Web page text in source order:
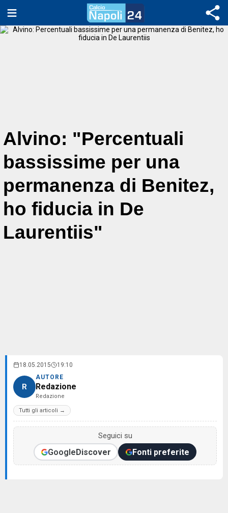
Alvino: "Percentuali
bassissime per una
permanenza di Benitez,
ho fiducia in De
Laurentiis"
18.05.2015 19:10
R
AUTORE
Redazione
Redazione
Tutti gli articoli →
Seguici su
GoogleDiscover Fonti preferite